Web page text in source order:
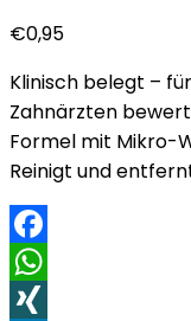
€0,95
Klinisch belegt –
Zahnärzten
Formel mit Mikro-
Reinigt und
Facebook
WhatsApp